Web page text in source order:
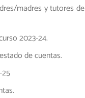
madres y tutores
2023-24.
de cuentas.